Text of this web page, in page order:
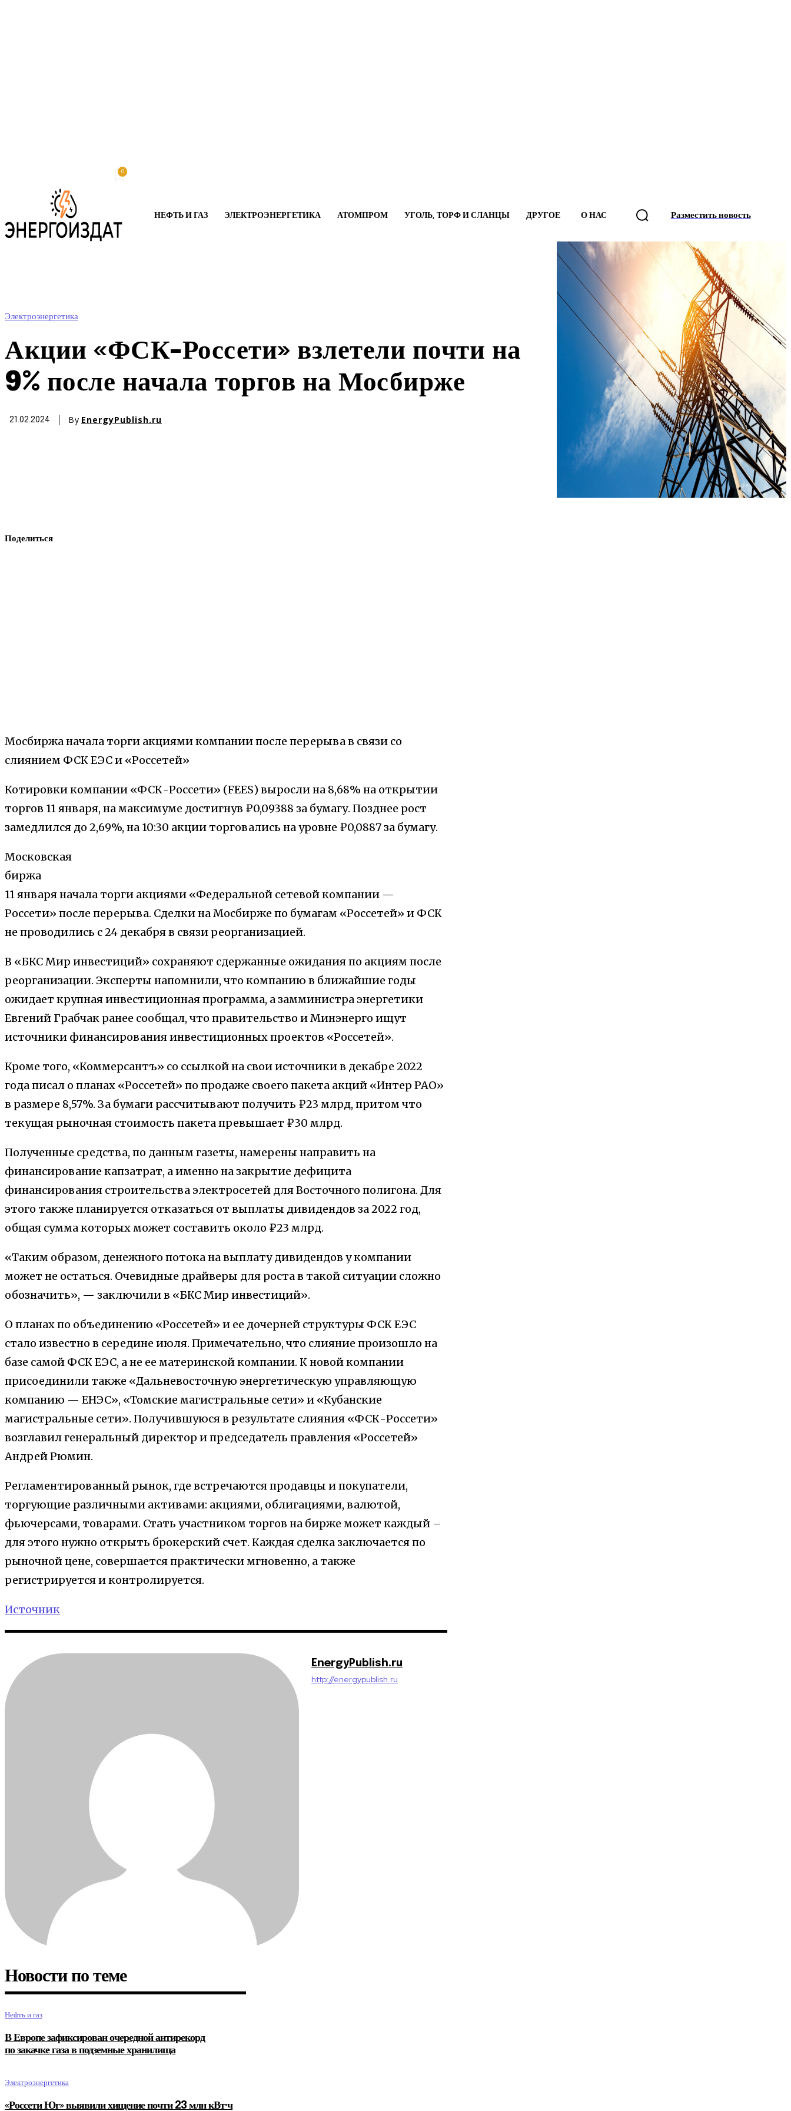
0
НЕФТЬ И ГАЗ ЭЛЕКТРОЭНЕРГЕТИКА АТОМПРОМ УГОЛЬ, ТОРФ И СЛАНЦЫ ДРУГОЕ О НАС Разместить новость
Электроэнергетика
Акции «ФСК-Россети» взлетели почти на
9% после начала торгов на Мосбирже
21.02.2024 By EnergyPublish.ru
Поделиться
Мосбиржа начала торги акциями компании после перерыва в связи со
слиянием ФСК ЕЭС и «Россетей»
Котировки компании «ФСК-Россети» (FEES) выросли на 8,68% на открытии
торгов 11 января, на максимуме достигнув ₽0,09388 за бумагу. Позднее рост
замедлился до 2,69%, на 10:30 акции торговались на уровне ₽0,0887 за бумагу.
Московская
биржа
11 января начала торги акциями «Федеральной сетевой компании —
Россети» после перерыва. Сделки на Мосбирже по бумагам «Россетей» и ФСК
не проводились с 24 декабря в связи реорганизацией.
В «БКС Мир инвестиций» сохраняют сдержанные ожидания по акциям после
реорганизации. Эксперты напомнили, что компанию в ближайшие годы
ожидает крупная инвестиционная программа, а замминистра энергетики
Евгений Грабчак ранее сообщал, что правительство и Минэнерго ищут
источники финансирования инвестиционных проектов «Россетей».
Кроме того, «Коммерсантъ» со ссылкой на свои источники в декабре 2022
года писал о планах «Россетей» по продаже своего пакета акций «Интер РАО»
в размере 8,57%. За бумаги рассчитывают получить ₽23 млрд, притом что
текущая рыночная стоимость пакета превышает ₽30 млрд.
Полученные средства, по данным газеты, намерены направить на
финансирование капзатрат, а именно на закрытие дефицита
финансирования строительства электросетей для Восточного полигона. Для
этого также планируется отказаться от выплаты дивидендов за 2022 год,
общая сумма которых может составить около ₽23 млрд.
«Таким образом, денежного потока на выплату дивидендов у компании
может не остаться. Очевидные драйверы для роста в такой ситуации сложно
обозначить», — заключили в «БКС Мир инвестиций».
О планах по объединению «Россетей» и ее дочерней структуры ФСК ЕЭС
стало известно в середине июля. Примечательно, что слияние произошло на
базе самой ФСК ЕЭС, а не ее материнской компании. К новой компании
присоединили также «Дальневосточную энергетическую управляющую
компанию — ЕНЭС», «Томские магистральные сети» и «Кубанские
магистральные сети». Получившуюся в результате слияния «ФСК-Россети»
возглавил генеральный директор и председатель правления «Россетей»
Андрей Рюмин.
Регламентированный рынок, где встречаются продавцы и покупатели,
торгующие различными активами: акциями, облигациями, валютой,
фьючерсами, товарами. Стать участником торгов на бирже может каждый –
для этого нужно открыть брокерский счет. Каждая сделка заключается по
рыночной цене, совершается практически мгновенно, а также
регистрируется и контролируется.
Источник
EnergyPublish.ru
http://energypublish.ru
Новости по теме
Нефть и газ
В Европе зафиксирован очередной антирекорд
по закачке газа в подземные хранилища
Электроэнергетика
«Россети Юг» выявили хищение почти 23 млн кВт·ч